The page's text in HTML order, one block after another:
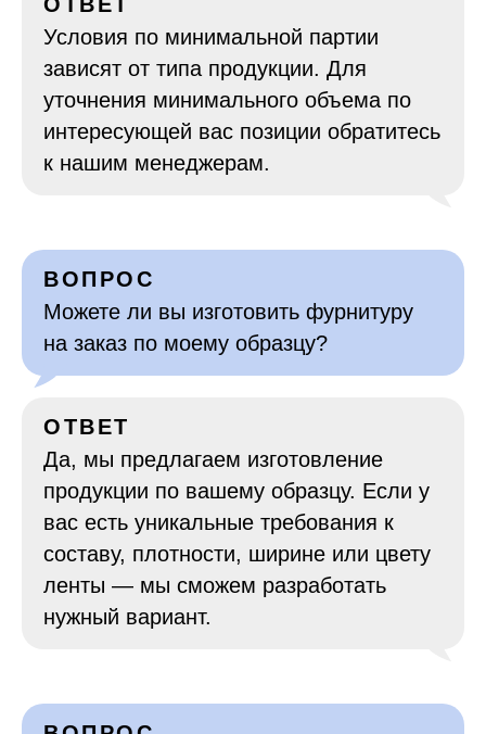
Условия по минимальной партии
зависят от типа продукции. Для
уточнения минимального объема по
интересующей вас позиции обратитесь
к нашим менеджерам.
ВОПРОС
Можете ли вы изготовить фурнитуру
на заказ по моему образцу?
ОТВЕТ
Да, мы предлагаем изготовление
продукции по вашему образцу. Если у
вас есть уникальные требования к
составу, плотности, ширине или цвету
ленты — мы сможем разработать
нужный вариант.